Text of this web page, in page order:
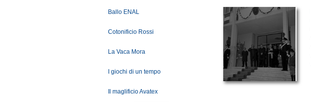
Ballo ENAL
Cotonificio Rossi
La Vaca Mora
I giochi di un tempo
Il maglificio Avatex